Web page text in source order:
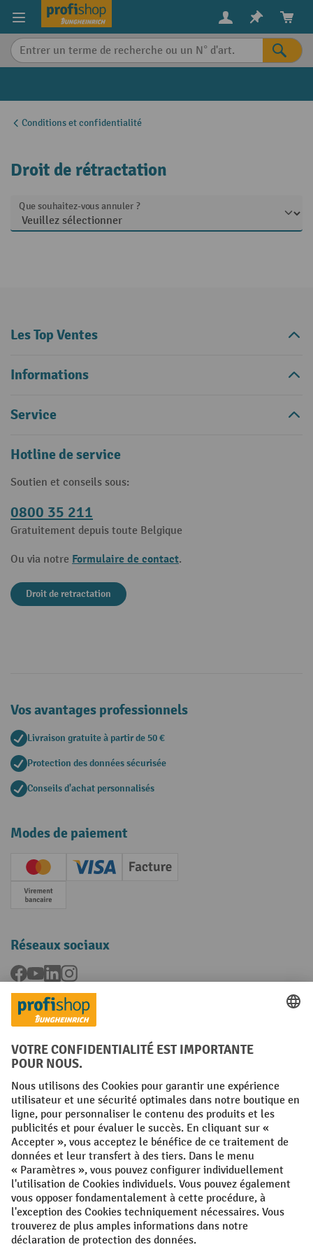
content
Conditions et confidentialité
Droit de rétractation
Que souhaitez-vous annuler ?
Les Top Ventes
Informations
Service
Hotline de service
Soutien et conseils sous:
0800 35 211
Gratuitement depuis toute Belgique
Ou via notre Formulaire de contact.
Droit de retractation
Vos avantages professionnels
Livraison gratuite à partir de 50 €
Protection des données sécurisée
Conseils d'achat personnalisés
Modes de paiement
Creditcard (Master)Creditcard (Visa)
Facture
Paiement anticipé
Réseaux sociaux
Facebook
YouTubeLinkedInInstagram
Langues
FR NL
Conditions générales Mentions légales
Protection des Données Politique de cookies
All prices excl. VAT plusshipping costsand possible delivery charges,
if not stated otherwise.
¹ La remise est valable jusqu'à épuisement des stocks. La remise ne
s'applique pas aux prix spéciaux. Il n'est pas possible de le combiner
avec d'autres réductions en pourcentage ou bons de réduction. | ² La